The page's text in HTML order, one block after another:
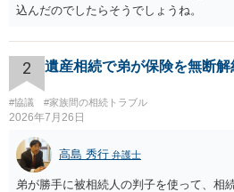
込んだのでしたらそうでしょうね。
2 遺産相続で弟が保険を無断解
#協議 #家族間の相続トラブル
2026年7月26日
高島 秀行 弁護士
弟が勝手に被相続人の判子を使って、相